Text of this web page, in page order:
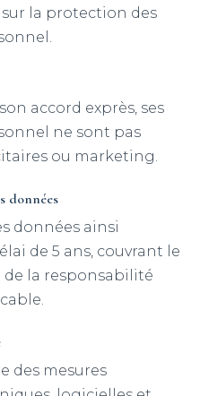
sur la protection des
accord exprès, ses
ne sont pas
ou marketing.
données
données ainsi
de 5 ans, couvrant le
la responsabilité
des mesures